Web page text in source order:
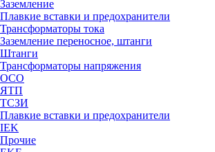
Заземление
Плавкие вставки и предохранители
Трансформаторы тока
Заземление переносное, штанги
Штанги
Трансформаторы напряжения
ОСО
ЯТП
ТСЗИ
Плавкие вставки и предохранители
IEK
Прочие